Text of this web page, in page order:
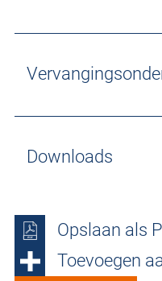
Downloads
Opslaan als
Toevoegen